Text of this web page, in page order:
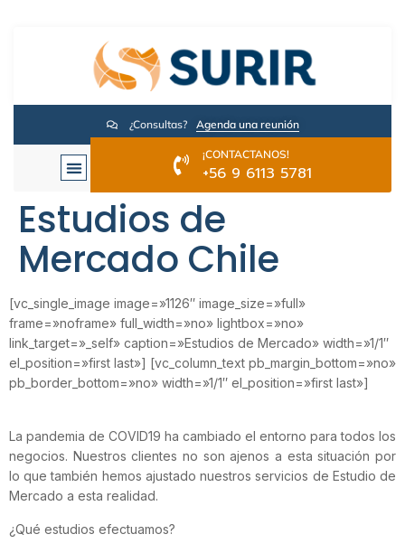
¿Consultas? Agenda una reunión
¡CONTACTANOS!
+56 9 6113 5781
Estudios de
Mercado Chile
[vc_single_image image=»1126″ image_size=»full»
frame=»noframe» full_width=»no» lightbox=»no»
link_target=»_self» caption=»Estudios de Mercado» width=»1/1″
el_position=»first last»] [vc_column_text pb_margin_bottom=»no»
pb_border_bottom=»no» width=»1/1″ el_position=»first last»]
La pandemia de COVID19 ha cambiado el entorno para todos los
negocios. Nuestros clientes no son ajenos a esta situación por
lo que también hemos ajustado nuestros servicios de Estudio de
Mercado a esta realidad.
¿Qué estudios efectuamos?